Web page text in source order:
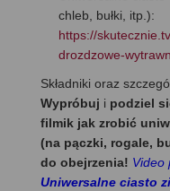
chleb, bułki, itp.):
https://
drozdzowe-
Składniki oraz
Wypróbuj i podziel
filmik jak zrobić
(na pączki, rogale,
do obejrzenia! Video
Uniwersalne ciasto